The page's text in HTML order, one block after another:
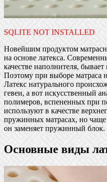
SQLITE NOT INSTALLED
Новейшим продуктом
на основе латекса.
качестве наполнителя,
Поэтому при выборе матраса
Латекс натурального
гевеи, а вот искусственный
полимеров, вспененных при
используют в качестве
пружинных матрасах, но
он заменяет пружинный блок.
Основные виды